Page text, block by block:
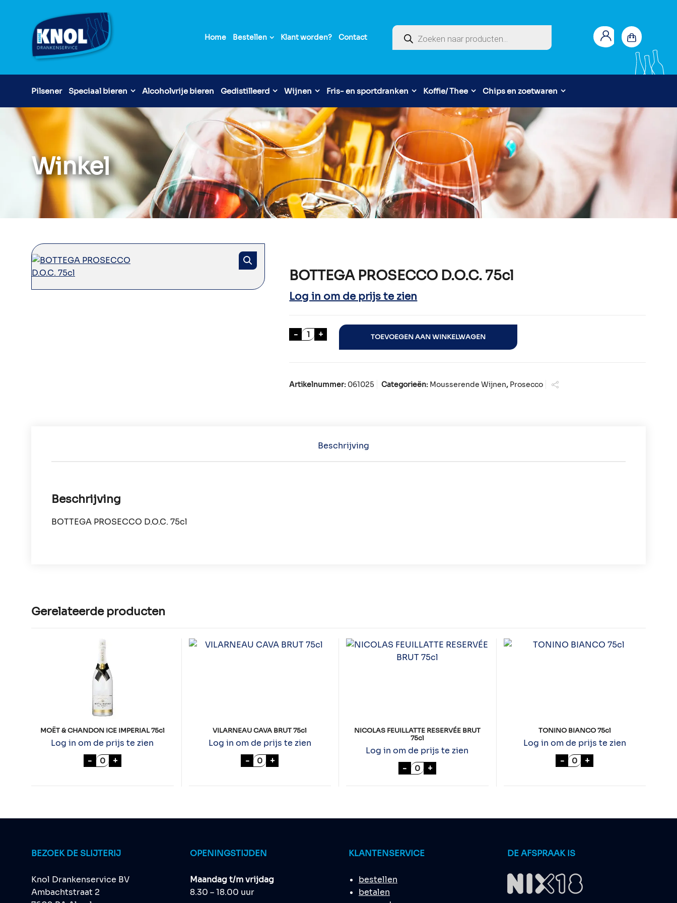
Home Bestellen Klant worden? Contact
Producten zoeken
Pilsener Speciaal bieren Alcoholvrije bieren Gedistilleerd Wijnen Fris- en sportdranken Koffie/ Thee Chips en zoetwaren
Winkel
BOTTEGA PROSECCO D.O.C. 75cl
Log in om de prijs te zien
- BOTTEGA PROSECCO D.O.C. 75cl aantal
+ TOEVOEGEN AAN WINKELWAGEN
Artikelnummer: 061025 Categorieën: Mousserende Wijnen, Prosecco
Beschrijving
Beschrijving
BOTTEGA PROSECCO D.O.C. 75cl
Gerelateerde producten
MOËT & CHANDON ICE IMPERIAL 75cl
Log in om de prijs te zien
- MOËT & CHANDON ICE IMPERIAL 75cl aantal
+
VILARNEAU CAVA BRUT 75cl
Log in om de prijs te zien
- VILARNEAU CAVA BRUT 75cl aantal
+
NICOLAS FEUILLATTE RESERVÉE BRUT
75cl
Log in om de prijs te zien
- NICOLAS FEUILLATTE RESERVÉE BRUT 75cl aantal
+
TONINO BIANCO 75cl
Log in om de prijs te zien
- TONINO BIANCO 75cl
+
BEZOEK DE SLIJTERIJ
Knol Drankenservice BV
Ambachtstraat 2
OPENINGSTIJDEN
Maandag t/m vrijdag
8.30 – 18.00 uur
KLANTENSERVICE
bestellen
betalen
DE AFSPRAAK IS